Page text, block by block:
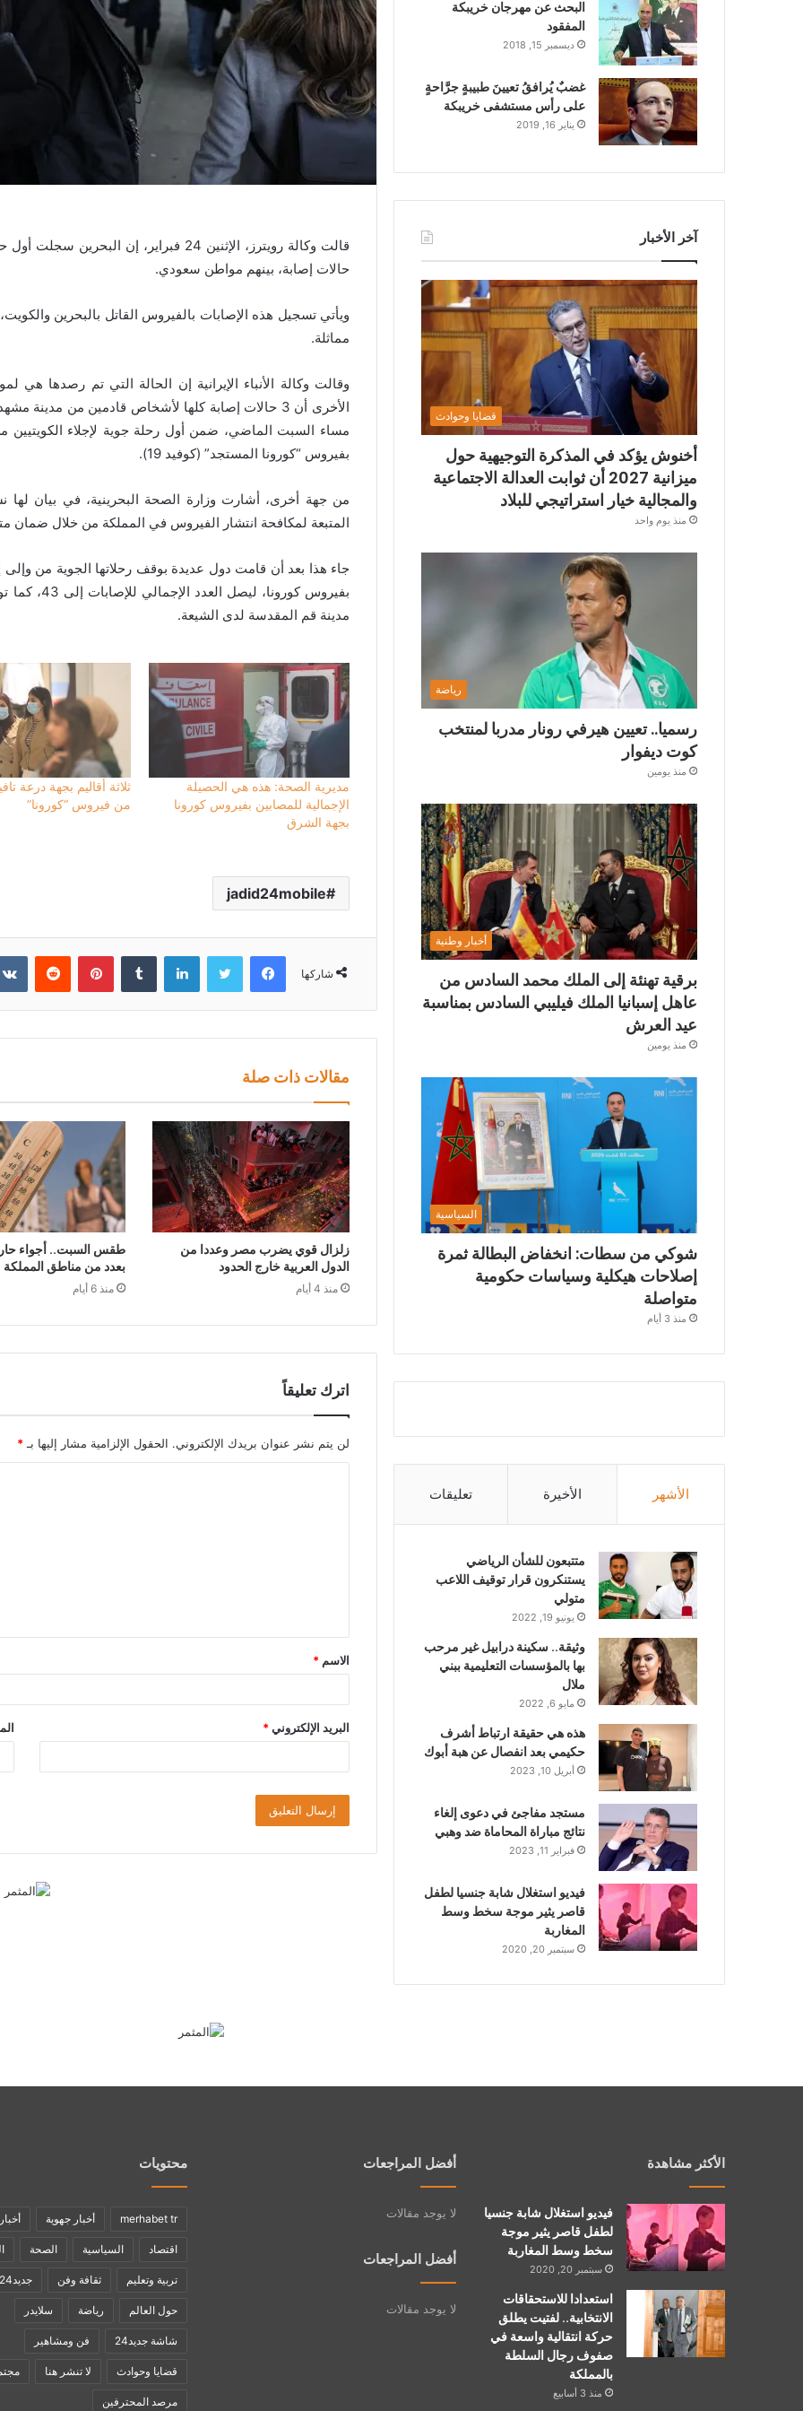
حالات إصابة، بينهم مواطن سعودي.
ويأتي تسجيل هذه الإصابات بالفيروس القاتل بالبحرين
مماثلة.
وقالت وكالة الأنباء الإيرانية إن الحالة التي تم رصدها
الأخرى أن 3 حالات إصابة كلها لأشخاص قادمين من
مساء السبت الماضي، ضمن أول رحلة جوية لإجلاء الكويتيين
بفيروس “كورونا المستجد” (كوفيد 19).
من جهة أخرى، أشارت وزارة الصحة البحرينية، في بيان لها
المتبعة لمكافحة انتشار الفيروس في المملكة من خلال ضمان
مدينة قم المقدسة لدى الشيعة.
مديرية الصحة: هذه هي الحصيلة
الإجمالية للمصابين بفيروس كورونا
بجهة الشرق
ثلاثة أقاليم بجهة درعة
من فيروس “كورونا”
jadid24mobile
شاركها
فيسبوك تويتر لينكدإن بينتيريست
مقالات ذات صلة
زلزال قوي يضرب مصر وعددا من
الدول العربية خارج الحدود
منذ 4 أيام
طقس السبت.. أجواء
بعدد من مناطق المملكة
منذ 6 أيام
اترك تعليقاً
لن يتم نشر عنوان بريدك الإلكتروني. الحقول الإلزامية مشار إليها بـ*
ق
*
الاسم *
البريد الإلكتروني*
البحث عن مهرجان خريبكة
المفقود
ديسمبر 15, 2018
غضبٌ يُرافقُ تعيينَ طبيبةٍ جرَّاحةٍ
على رأس مستشفى خريبكة
يناير 16, 2019
آخر الأخبار
قضايا وحوادث
أخنوش يؤكد في المذكرة التوجيهية حول
ميزانية 2027 أن ثوابت العدالة الاجتماعية
والمجالية خيار استراتيجي للبلاد
منذ يوم واحد
رياضة
رسميا.. تعيين هيرفي رونار مدربا لمنتخب
كوت ديفوار
منذ يومين
أخبار وطنية
برقية تهنئة إلى الملك محمد السادس من
عاهل إسبانيا الملك فيليبي السادس بمناسبة
عيد العرش
منذ يومين
السياسية
شوكي من سطات: انخفاض البطالة ثمرة
إصلاحات هيكلية وسياسات حكومية
متواصلة
منذ 3 أيام
الأشهر الأخيرة تعليقات
متتبعون للشأن الرياضي
يستنكرون قرار توقيف اللاعب
متولي
يونيو 19, 2022
وثيقة.. سكينة درابيل غير مرحب
بها بالمؤسسات التعليمية ببني
ملال
مايو 6, 2022
هذه هي حقيقة ارتباط أشرف
حكيمي بعد انفصال عن هبة أبوك
أبريل 10, 2023
مستجد مفاجئ في دعوى إلغاء
نتائج مباراة المحاماة ضد وهبي
فبراير 11, 2023
فيديو استغلال شابة جنسيا لطفل
قاصر يثير موجة سخط وسط
المغاربة
سبتمبر 20, 2020
الأكثر مشاهدة
فيديو استغلال شابة جنسيا
لطفل قاصر يثير موجة
سخط وسط المغاربة
سبتمبر 20, 2020
استعدادا للاستحقاقات
الانتخابية.. لفتيت يطلق
حركة انتقالية واسعة في
صفوف رجال السلطة
بالمملكة
منذ 3 أسابيع
أفضل المراجعات
لا يوجد مقالات
أفضل المراجعات
لا يوجد مقالات
محتويات
merhabet tr أخبار جهوية
اقتصاد السياسية الصحة
تربية وتعليم ثقافة وفن جديد24
حول العالم رياضة سلايدر
شاشة جديد24 فن ومشاهير
قضايا وحوادث لا تنشر هنا
مرصد المحترفين